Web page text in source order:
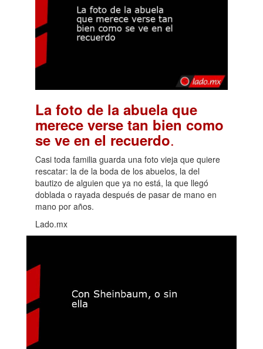
La foto de la abuela que
merece verse tan bien como
se ve en el recuerdo.
Casi toda familia guarda una foto vieja que quiere
rescatar: la de la boda de los abuelos, la del
bautizo de alguien que ya no está, la que llegó
doblada o rayada después de pasar de mano en
mano por años.
Lado.mx